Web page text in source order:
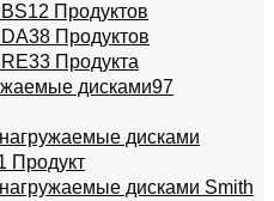
12 Продуктов
38 Продуктов
33 Продукта
дисками97
дисками
Продукт
дисками Smith